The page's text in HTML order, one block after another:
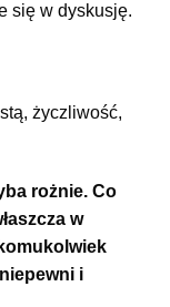
się w dyskusję.
życzliwość,
rożnie. Co
w
i